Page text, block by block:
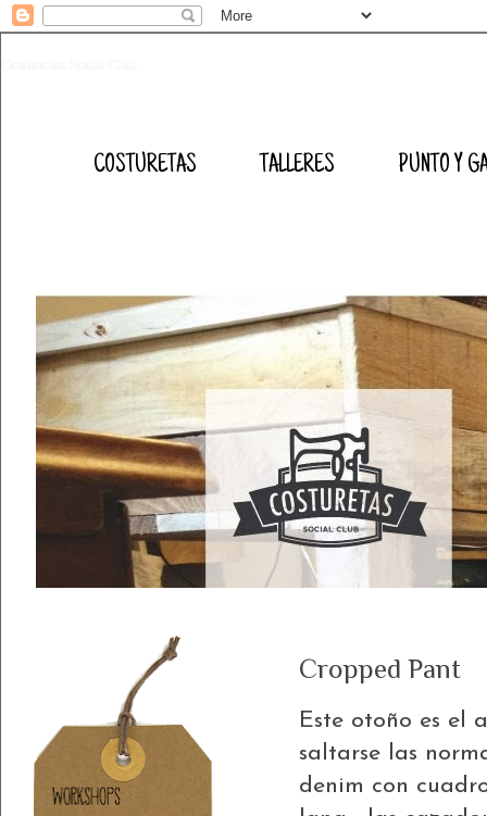
COSTURETAS TALLERES PUNTO Y
Cropped Pant
Este otoño es el
saltarse las
denim con